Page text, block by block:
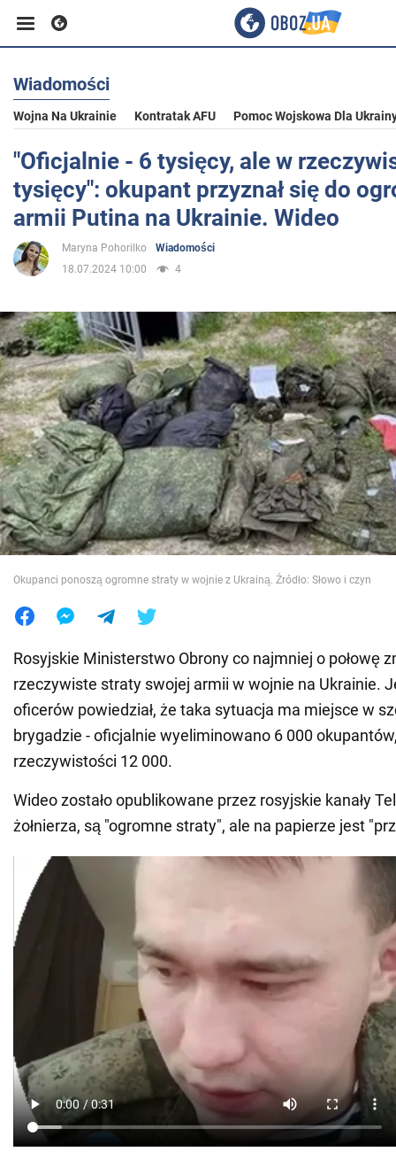
Biznes
Sport
Rozrywka
Życie
Polityka
Społeczeństwo
Wojna na Ukrainie
Świat
Jedzenie
Wiadomości
Wojna Na Ukrainie Kontratak AFU Pomoc Wojskowa Dla
"Oficjalnie - 6 tysięcy, ale w
tysięcy": okupant przyznał się do
armii Putina na Ukrainie. Wideo
Maryna Pohorilko
Wiadomości
18.07.2024 10:00
4
Okupanci ponoszą ogromne straty w wojnie z Ukrainą. Źródło: Słowo i czyn
Rosyjskie Ministerstwo Obrony co najmniej o połowę
rzeczywiste straty swojej armii w wojnie na Ukrainie.
oficerów powiedział, że taka sytuacja ma miejsce w
brygadzie - oficjalnie wyeliminowano 6 000
rzeczywistości 12 000.
Wideo zostało opublikowane przez rosyjskie kanały
żołnierza, są "ogromne straty", ale na papierze jest